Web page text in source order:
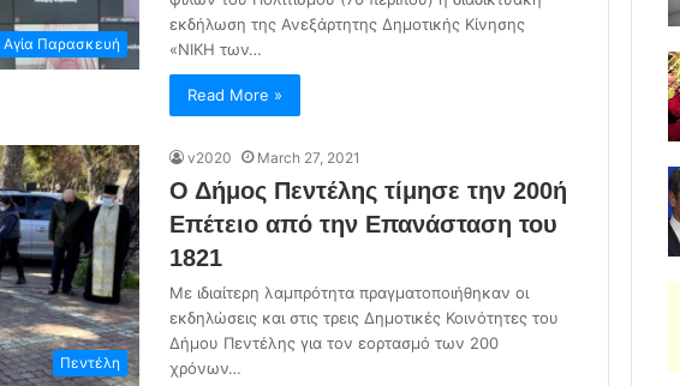
Αγία Παρασκευή
εκδήλωση της Ανεξάρτητης Δημοτικής Κίνησης
«ΝΙΚΗ των…
Read More »
Πεντέλη
v2020 March 27, 2021
Ο Δήμος Πεντέλης τίμησε την 200ή
Επέτειο από την Επανάσταση του
1821
Με ιδιαίτερη λαμπρότητα πραγματοποιήθηκαν οι
εκδηλώσεις και στις τρεις Δημοτικές Κοινότητες του
Δήμου Πεντέλης για τον εορτασμό των 200
χρόνων…